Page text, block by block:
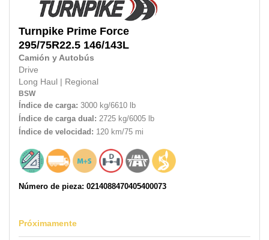
Turnpike Prime Force
295/75R22.5 146/143L
Camión y Autobús
Drive
Long Haul
Regional
BSW
Índice de carga: 3000 kg/6610 lb
Índice de carga dual: 2725 kg/6005 lb
Índice de velocidad: 120 km/75 mi
Número de pieza: 0214088470405400073
Próximamente